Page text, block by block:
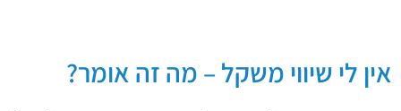
אין לי שיווי משקל – מה זה אומר?